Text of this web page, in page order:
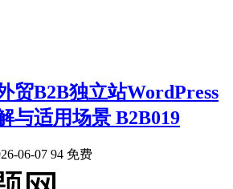
贸B2B独立站WordPress
与适用场景 B2B019
06-07 94 免费